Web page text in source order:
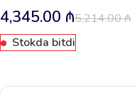
5,214.00₼
4,345.00 ₼
Stokda bitdi